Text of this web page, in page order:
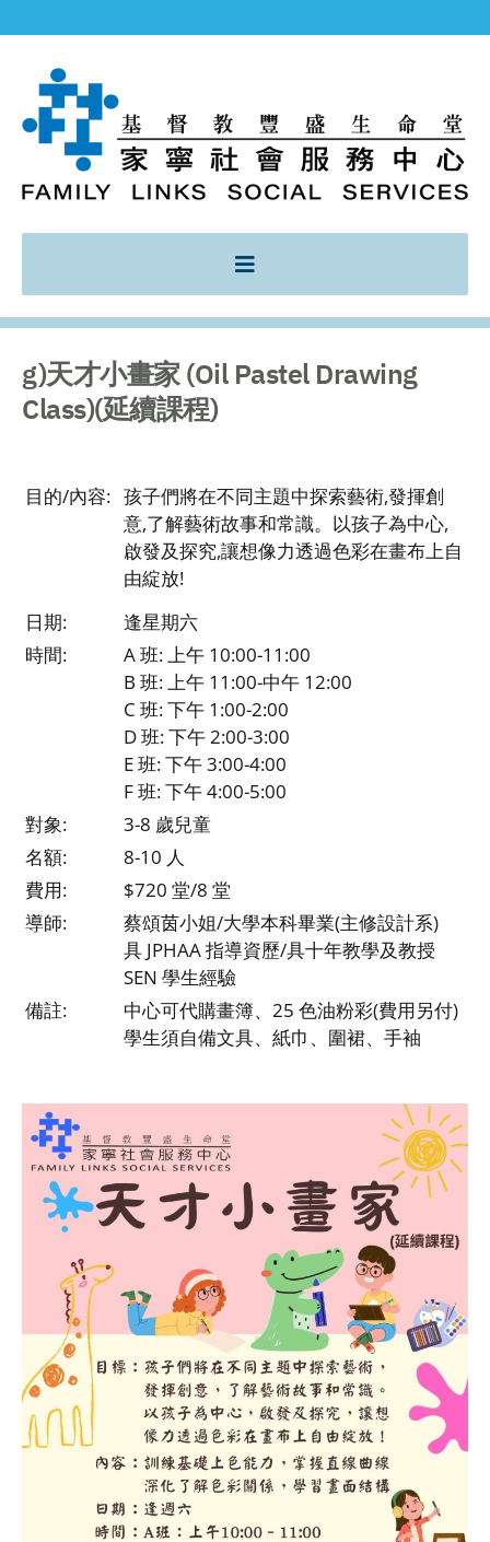
g)天才小畫家 (Oil Pastel Drawing
Class)(延續課程)
目的/內容: 孩子們將在不同主題中探索藝術,發揮創
意,了解藝術故事和常識。以孩子為中心,
啟發及探究,讓想像力透過色彩在畫布上自
由綻放!
日期:
逢星期六
時間:
A 班: 上午 10:00-11:00
B 班: 上午 11:00-中午 12:00
C 班: 下午 1:00-2:00
D 班: 下午 2:00-3:00
E 班: 下午 3:00-4:00
F 班: 下午 4:00-5:00
對象:
3-8 歲兒童
名額:
8-10 人
費用:
$720 堂/8 堂
導師:
蔡頌茵小姐/大學本科畢業(主修設計系)
具 JPHAA 指導資歷/具十年教學及教授
SEN 學生經驗
備註:
中心可代購畫簿、25 色油粉彩(費用另付)
學生須自備文具、紙巾、圍裙、手袖